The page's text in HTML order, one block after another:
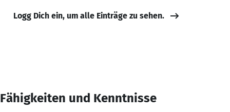
Logg Dich ein, um alle Einträge zu sehen.
Fähigkeiten und Kenntnisse